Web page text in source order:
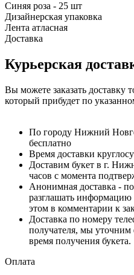
Синяя роза - 25 шт
Дизайнерская упаковка
Лента атласная
Доставка
Курьерская
Вы можете заказать доставку
который прибудет по
По городу Нижний
бесплатно
Время доставки
Доставим букет в г.
часов с момента
Анонимная доставка -
разглашать
этом в комментарии к
Доставка по номеру
получателя, мы уточним
время получения букета.
Оплата